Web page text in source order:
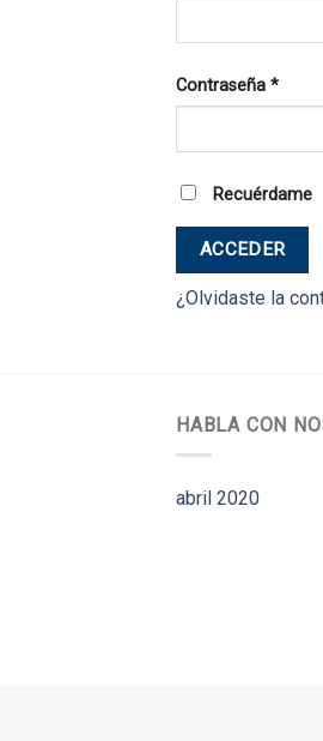
Contraseña *
Recuérdame
ACCEDER
¿Olvidaste la
HABLA CON
abril 2020